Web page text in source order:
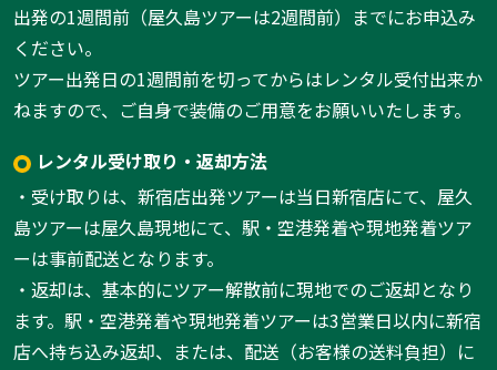
出発の1週間前（屋久島ツアーは2週間前）までにお申込み
ください。
ツアー出発日の1週間前を切ってからはレンタル受付出来か
ねますので、ご自身で装備のご用意をお願いいたします。
レンタル受け取り・返却方法
・受け取りは、新宿店出発ツアーは当日新宿店にて、屋久
島ツアーは屋久島現地にて、駅・空港発着や現地発着ツア
ーは事前配送となります。
・返却は、基本的にツアー解散前に現地でのご返却となり
ます。駅・空港発着や現地発着ツアーは3営業日以内に新宿
店へ持ち込み返却、または、配送（お客様の送料負担）に